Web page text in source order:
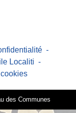
-
Localiti -
des Communes